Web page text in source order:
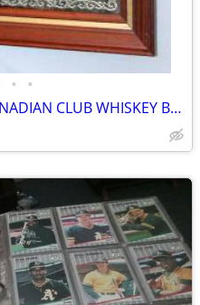
• •
VINTAGE HIRAM WALKER CANADIAN CLUB WHISKEY BAR MIRROR